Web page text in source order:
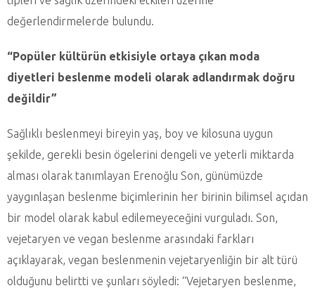
değerlendirmelerde bulundu.
“Popüler kültürün etkisiyle ortaya çıkan moda
diyetleri beslenme modeli olarak adlandırmak doğru
değildir”
Sağlıklı beslenmeyi bireyin yaş, boy ve kilosuna uygun
şekilde, gerekli besin ögelerini dengeli ve yeterli miktarda
alması olarak tanımlayan Erenoğlu Son, günümüzde
yaygınlaşan beslenme biçimlerinin her birinin bilimsel açıdan
bir model olarak kabul edilemeyeceğini vurguladı. Son,
vejetaryen ve vegan beslenme arasındaki farkları
açıklayarak, vegan beslenmenin vejetaryenliğin bir alt türü
olduğunu belirtti ve şunları söyledi: “Vejetaryen beslenme,